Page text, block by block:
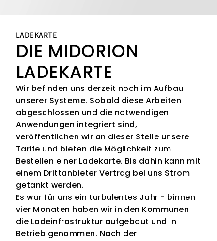
LADEKARTE
DIE MIDORION
LADEKARTE
Wir befinden uns derzeit noch im Aufbau
unserer Systeme. Sobald diese Arbeiten
abgeschlossen und die notwendigen
Anwendungen integriert sind,
veröffentlichen wir an dieser Stelle unsere
Tarife und bieten die Möglichkeit zum
Bestellen einer Ladekarte. Bis dahin kann mit
einem Drittanbieter Vertrag bei uns Strom
getankt werden.
Es war für uns ein turbulentes Jahr - binnen
vier Monaten haben wir in den Kommunen
die Ladeinfrastruktur aufgebaut und in
Betrieb genommen. Nach der